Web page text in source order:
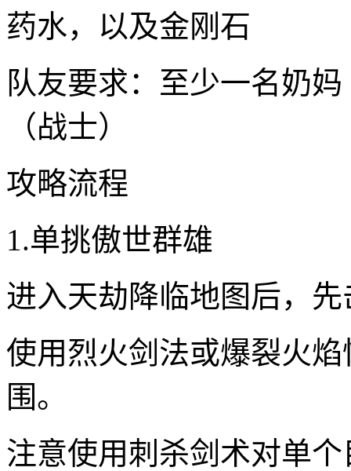
药水，以及金刚石
队友要求：至少一名奶
（战士）
攻略流程
1.单挑傲世群雄
进入天劫降临地图后，
使用烈火剑法或爆裂火
围。
注意使用刺杀剑术对单